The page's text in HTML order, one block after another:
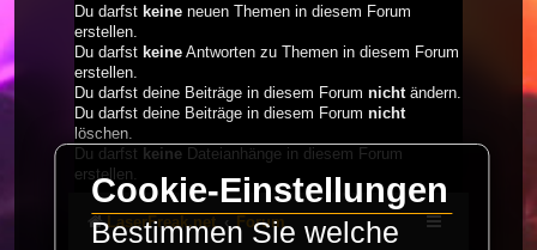
Du darfst keine neuen Themen in diesem Forum
erstellen.
Du darfst keine Antworten zu Themen in diesem Forum
erstellen.
Du darfst deine Beiträge in diesem Forum nichtändern.
Du darfst deine Beiträge in diesem Forum nicht
löschen.
Du darfst keine Dateianhänge in diesem Forum
erstellen.
LaserFreak.net Forum
Cookie-Einstellungen
Bestimmen Sie welche